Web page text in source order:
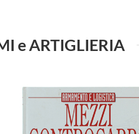
e ARTIGLIERIA